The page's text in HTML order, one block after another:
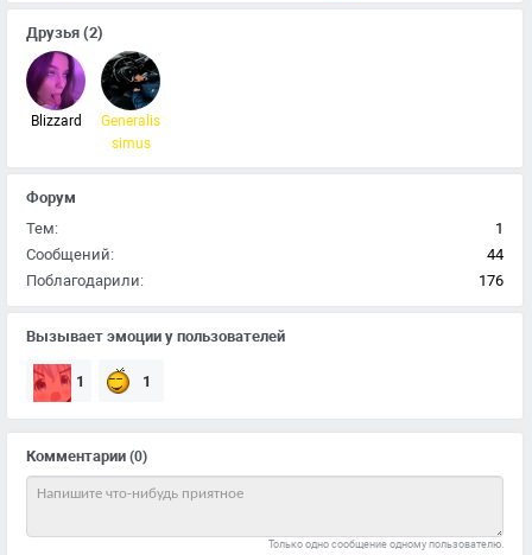
Комментарии (0)
Только одно сообщение одному пользователю.
Друзья (2)
Blizzard
Generalis
simus
Форум
Тем:
1
Сообщений:
44
Поблагодарили:
176
Вызывает эмоции у пользователей
1 1